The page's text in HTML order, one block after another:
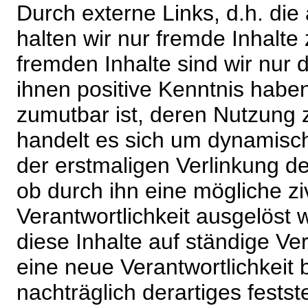
Durch externe Links, d.h.
halten wir nur fremde
fremden Inhalte sind wir nur
ihnen positive Kenntnis
zumutbar ist, deren Nutzung
handelt es sich um
der erstmaligen Verlinkung
ob durch ihn eine mögliche
Verantwortlichkeit ausgelöst
diese Inhalte auf ständige
eine neue Verantwortlichkeit
nachträglich derartiges